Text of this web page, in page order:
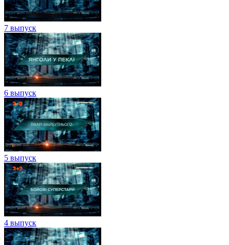
7 выпуск
6 выпуск
5 выпуск
4 выпуск